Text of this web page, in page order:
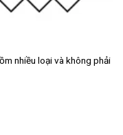
nhiều loại và không phải